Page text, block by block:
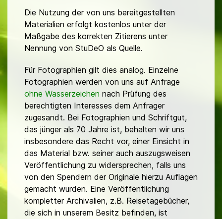
Die Nutzung der von uns bereitgestellten
Materialien erfolgt kostenlos unter der
Maßgabe des korrekten Zitierens unter
Nennung von StuDeO als Quelle.
Für Fotographien gilt dies analog. Einzelne
Fotographien werden von uns auf Anfrage
ohne Wasserzeichen nach Prüfung des
berechtigten Interesses dem Anfrager
zugesandt. Bei Fotographien und Schriftgut,
das jünger als 70 Jahre ist, behalten wir uns
insbesondere das Recht vor, einer Einsicht in
das Material bzw. seiner auch auszugsweisen
Veröffentlichung zu widersprechen, falls uns
von den Spendern der Originale hierzu Auflagen
gemacht wurden. Eine Veröffentlichung
kompletter Archivalien, z.B. Reisetagebücher,
die sich in unserem Besitz befinden, ist